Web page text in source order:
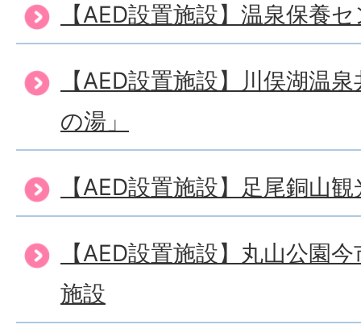
【AED設置施設】温泉保養
【AED設置施設】川俣湖温
の湯」
【AED設置施設】足尾銅山
【AED設置施設】丸山公園
施設